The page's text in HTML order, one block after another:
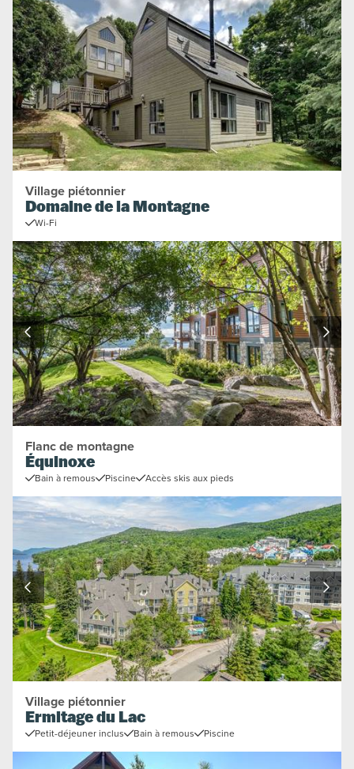
Village piétonnier
Domaine de la Montagne
Wi-Fi
Flanc de montagne
Équinoxe
Bain à remous Piscine Accès skis aux pieds
Village piétonnier
Ermitage du Lac
Petit-déjeuner inclus Bain à remous Piscine